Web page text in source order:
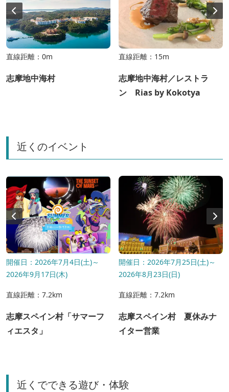
直線距離：0m
志摩地中海村
直線距離：15m
志摩地中海村／レストラ
ン Rias by Kokotya
近くのイベント
開催日：2026年7月4日(土)～
2026年9月17日(木)
直線距離：7.2km
志摩スペイン村「サマーフ
ィエスタ」
開催日：2026年7月25日(土)～
2026年8月23日(日)
直線距離：7.2km
志摩スペイン村 夏休みナ
イター営業
近くでできる遊び・体験